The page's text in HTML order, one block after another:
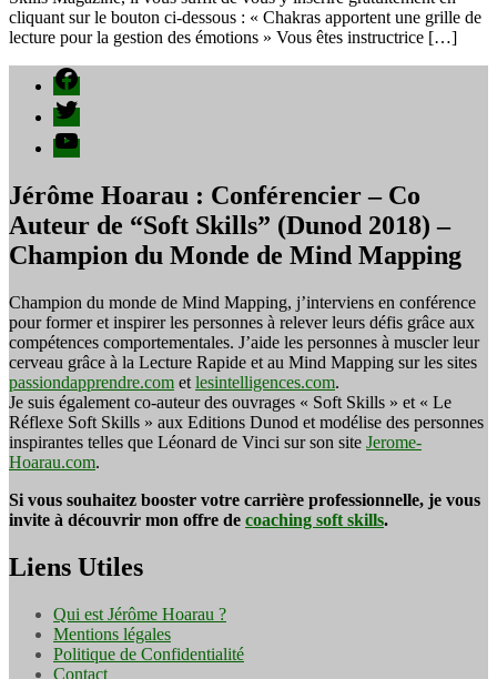
les
bains
cliquant sur le bouton ci-dessous : « Chakras apportent une grille de
lecture pour la gestion des émotions » Vous êtes instructrice […]
Facebook
Twitter
YouTube
Jérôme Hoarau : Conférencier – Co
Auteur de “Soft Skills” (Dunod 2018) –
Champion du Monde de Mind Mapping
Champion du monde de Mind Mapping, j’interviens en conférence
pour former et inspirer les personnes à relever leurs défis grâce aux
compétences comportementales. J’aide les personnes à muscler leur
cerveau grâce à la Lecture Rapide et au Mind Mapping sur les sites
passiondapprendre.com et lesintelligences.com.
Je suis également co-auteur des ouvrages « Soft Skills » et « Le
Réflexe Soft Skills » aux Editions Dunod et modélise des personnes
inspirantes telles que Léonard de Vinci sur son site Jerome-
Hoarau.com.
Si vous souhaitez booster votre carrière professionnelle, je vous
invite à découvrir mon offre de coaching soft skills.
Liens Utiles
Qui est Jérôme Hoarau ?
Mentions légales
Politique de Confidentialité
Contact